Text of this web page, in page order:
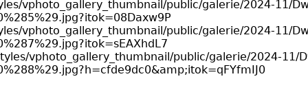
vphoto_gallery_thumbnail/public/galerie/2024-11/
vphoto_gallery_thumbnail/public/galerie/2024-11/
vphoto_gallery_thumbnail/public/galerie/2024-11/